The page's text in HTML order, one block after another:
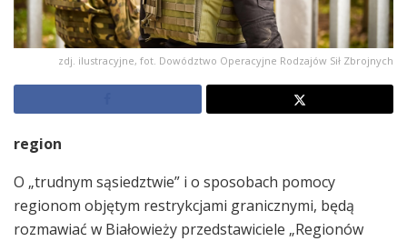
zdj. ilustracyjne, fot. Dowództwo Operacyjne Rodzajów Sił Zbrojnych
region
O „trudnym sąsiedztwie” i o sposobach pomocy
regionom objętym restrykcjami granicznymi, będą
rozmawiać w Białowieży przedstawiciele „Regionów